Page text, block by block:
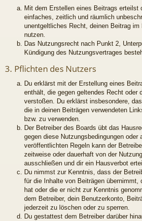
Mit dem Erstellen eines Beitrags erteilst
einfaches, zeitlich und räumlich
unentgeltliches Recht, deinen Beitrag
nutzen.
Das Nutzungsrecht nach Punkt 2,
Kündigung des Nutzungsvertrages
3. Pflichten des Nutzers
Du erklärst mit der Erstellung eines
enthält, die gegen geltendes Recht oder
verstoßen. Du erklärst insbesondere,
die in deinen Beiträgen verwendeten
bzw. zu verwenden.
Der Betreiber des Boards übt das
gegen diese Nutzungsbedingungen oder
veröffentlichten Regeln kann der
zeitweise oder dauerhaft von der
ausschließen und dir ein Hausverbot
Du nimmst zur Kenntnis, dass der
für die Inhalte von Beiträgen
hat oder die er nicht zur Kenntnis
dem Betreiber, dein Benutzerkonto,
jederzeit zu löschen oder zu sperren.
Du gestattest dem Betreiber darüber